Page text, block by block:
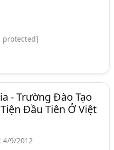
protected]
- Trường Đào Tạo
Đầu Tiên Ở Việt
4/9/2012